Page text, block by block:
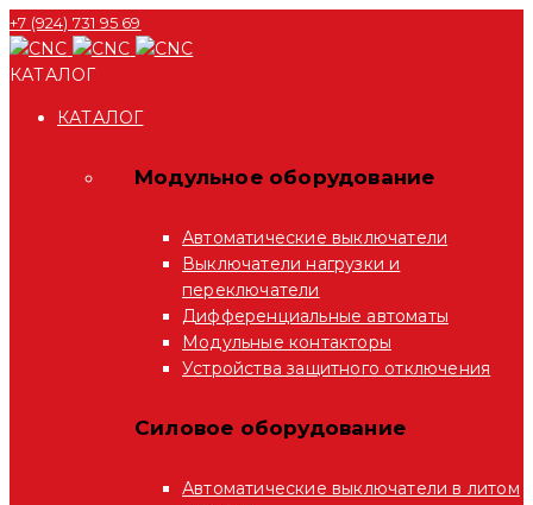
+7 (924) 731 95 69
КАТАЛОГ
КАТАЛОГ
Модульное оборудование
Автоматические выключатели
Выключатели нагрузки и
переключатели
Дифференциальные автоматы
Модульные контакторы
Устройства защитного отключения
Силовое оборудование
Автоматические выключатели в литом